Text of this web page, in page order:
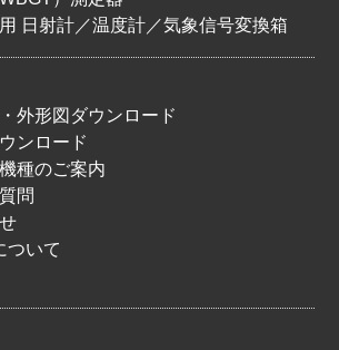
日射計／温度計／気象信号変換箱
外形図ダウンロード
ンロード
種のご案内
問
ついて